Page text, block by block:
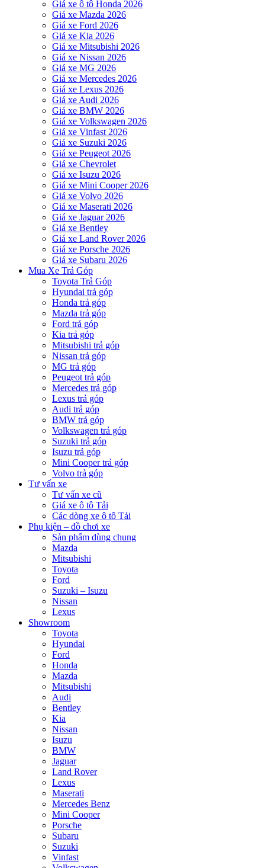
Giá xe ô tô Honda 2026
Giá xe Mazda 2026
Giá xe Ford 2026
Giá xe Kia 2026
Giá xe Mitsubishi 2026
Giá xe Nissan 2026
Giá xe MG 2026
Giá xe Mercedes 2026
Giá xe Lexus 2026
Giá xe Audi 2026
Giá xe BMW 2026
Giá xe Volkswagen 2026
Giá xe Vinfast 2026
Giá xe Suzuki 2026
Giá xe Peugeot 2026
Giá xe Chevrolet
Giá xe Isuzu 2026
Giá xe Mini Cooper 2026
Giá xe Volvo 2026
Giá xe Maserati 2026
Giá xe Jaguar 2026
Giá xe Bentley
Giá xe Land Rover 2026
Giá xe Porsche 2026
Giá xe Subaru 2026
Mua Xe Trả Góp
Toyota Trả Góp
Hyundai trả góp
Honda trả góp
Mazda trả góp
Ford trả góp
Kia trả góp
Mitsubishi trả góp
Nissan trả góp
MG trả góp
Peugeot trả góp
Mercedes trả góp
Lexus trả góp
Audi trả góp
BMW trả góp
Volkswagen trả góp
Suzuki trả góp
Isuzu trả góp
Mini Cooper trả góp
Volvo trả góp
Tư vấn xe
Tư vấn xe cũ
Giá xe ô tô Tải
Các dòng xe ô tô Tải
Phụ kiện – đồ chơi xe
Sản phẩm dùng chung
Mazda
Mitsubishi
Toyota
Ford
Suzuki – Isuzu
Nissan
Lexus
Showroom
Toyota
Hyundai
Ford
Honda
Mazda
Mitsubishi
Audi
Bentley
Kia
Nissan
Isuzu
BMW
Jaguar
Land Rover
Lexus
Maserati
Mercedes Benz
Mini Cooper
Porsche
Subaru
Suzuki
Vinfast